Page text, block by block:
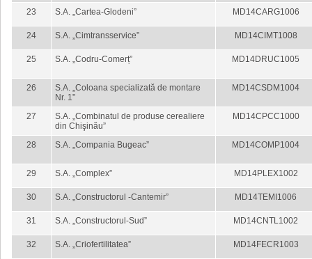
23 S.A. „Cartea-Glodeni” MD14CARG1006
24 S.A. „Cimtransservice” MD14CIMT1008
25 S.A. „Codru-Comerț” MD14DRUC1005
26
S.A. „Coloana specializată de montare
Nr. 1”
MD14CSDM1004
27
S.A. „Combinatul de produse cerealiere
din Chişinău”
MD14CPCC1000
28 S.A. „Compania Bugeac” MD14COMP1004
29 S.A. „Complex” MD14PLEX1002
30 S.A. „Constructorul -Cantemir” MD14TEMI1006
31 S.A. „Constructorul-Sud” MD14CNTL1002
32 S.A. „Criofertilitatea” MD14FECR1003